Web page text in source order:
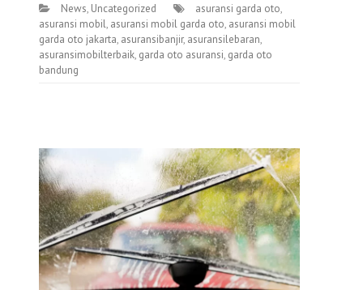
News, Uncategorized asuransi garda oto,
asuransi mobil, asuransi mobil garda oto, asuransi mobil
garda oto jakarta, asuransibanjir, asuransilebaran,
asuransimobilterbaik, garda oto asuransi, garda oto
bandung